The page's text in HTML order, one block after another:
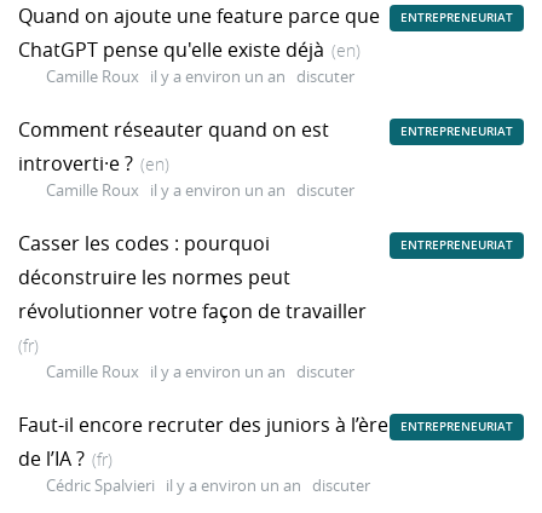
Quand on ajoute une feature parce que
ChatGPT pense qu'elle existe déjà (en)
Camille Roux il y a environ un an discuter
ENTREPRENEURIAT
Comment réseauter quand on est
introverti·e ? (en)
Camille Roux il y a environ un an discuter
ENTREPRENEURIAT
Casser les codes : pourquoi
déconstruire les normes peut
révolutionner votre façon de travailler
(fr)
Camille Roux il y a environ un an discuter
ENTREPRENEURIAT
Faut-il encore recruter des juniors à l’ère
de l’IA ? (fr)
Cédric Spalvieri il y a environ un an discuter
ENTREPRENEURIAT